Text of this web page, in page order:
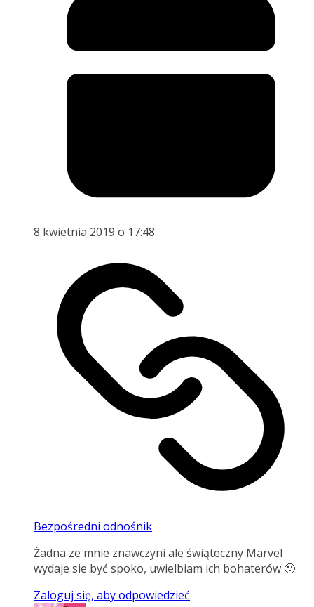
8 kwietnia 2019 o 17:48
Bezpośredni odnośnik
Żadna ze mnie znawczyni ale świąteczny Marvel
wydaje sie być spoko, uwielbiam ich bohaterów 🙂
Zaloguj się, aby odpowiedzieć